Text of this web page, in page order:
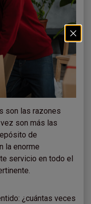
son las razones
son más las
de
la enorme
servicio en todo el
¿cuántas veces